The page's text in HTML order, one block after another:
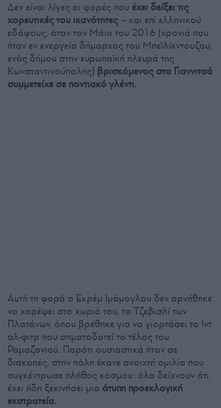
Δεν είναι λίγες οι φορές που έχει δείξει τις
χορευτικές του ικανότητες– και επί ελληνικού
εδάφους, όταν τον Μάιο του 2016 (χρονιά που
ήταν εν ενεργεία δήμαρχος του Μπεϊλίκντουζου,
ενός δήμου στην ευρωπαϊκή πλευρά της
Κωνσταντινούπολης) βρισκόμενος στα Γιαννιτσά
συμμετείχε σε ποντιακό γλέντι.
Αυτή τη φορά ο Εκρέμ Ιμάμογλου δεν αρνήθηκε
να χορέψει στο χωριό του, το Τζεβισλί των
Πλατάνων, όπου βρέθηκε για να γιορτάσει το Ιντ
αλ-φιτρ που σηματοδοτεί το τέλος του
Ραμαζανιού. Παρότι ουσιαστικά ήταν σε
διακοπές, στην πόλη έκανε ανοιχτή ομιλία που
συγκέντρωσε πλήθος κόσμου· όλα δείχνουν ότι
έχει ήδη ξεκινήσει μια άτυπη προεκλογική
εκστρατεία.